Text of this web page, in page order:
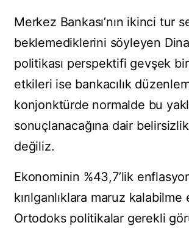
Merkez Bankası’nın ikinci tur
beklemediklerini söyleyen
politikası perspektifi gevşek
etkileri ise bankacılık
konjonktürde normalde bu
sonuçlanacağına dair
değiliz.
Ekonominin %43,7’lik
kırılganlıklara maruz
Ortodoks politikalar gerekli